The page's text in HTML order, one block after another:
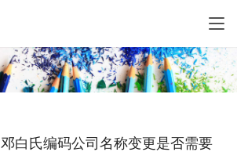
邓白氏编码公司名称变更是否需要